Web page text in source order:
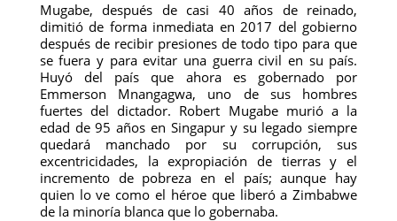
Mugabe, después de casi 40 años de reinado,
dimitió de forma inmediata en 2017 del gobierno
después de recibir presiones de todo tipo para que
se fuera y para evitar una guerra civil en su país.
Huyó del país que ahora es gobernado por
Emmerson Mnangagwa, uno de sus hombres
fuertes del dictador. Robert Mugabe murió a la
edad de 95 años en Singapur y su legado siempre
quedará manchado por su corrupción, sus
excentricidades, la expropiación de tierras y el
incremento de pobreza en el país; aunque hay
quien lo ve como el héroe que liberó a Zimbabwe
de la minoría blanca que lo gobernaba.